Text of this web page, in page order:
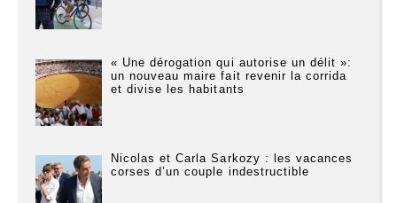
« Une dérogation qui autorise un délit »:
un nouveau maire fait revenir la corrida
et divise les habitants
Nicolas et Carla Sarkozy : les vacances
corses d’un couple indestructible